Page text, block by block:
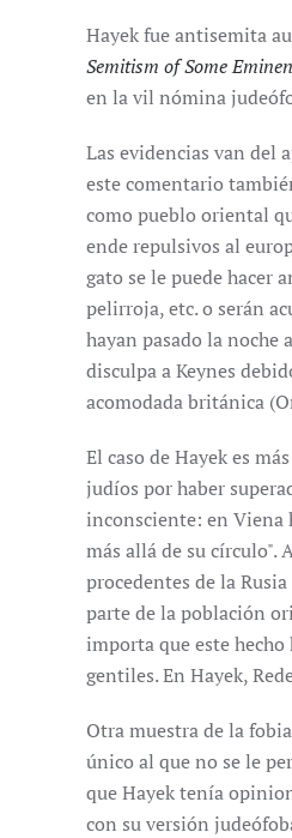
Hayek fue antisemita
Semitism of Some
en la vil nómina
Las evidencias van del
este comentario
como pueblo oriental
ende repulsivos al
gato se le puede hacer
pelirroja, etc. o serán
hayan pasado la noche
disculpa a Keynes
acomodada británica
El caso de Hayek es
judíos por haber
inconsciente: en Viena
más allá de su
procedentes de la
parte de la población
importa que este
gentiles. En Hayek,
Otra muestra de la
único al que no se le
que Hayek tenía
con su versión